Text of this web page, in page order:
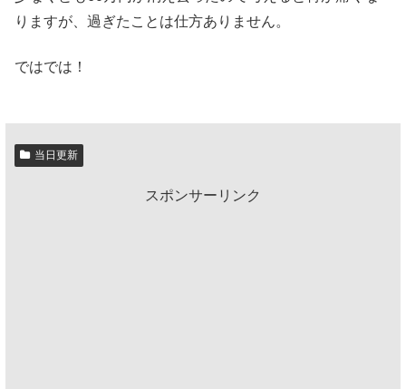
りますが、過ぎたことは仕方ありません。
ではでは！
当日更新
スポンサーリンク